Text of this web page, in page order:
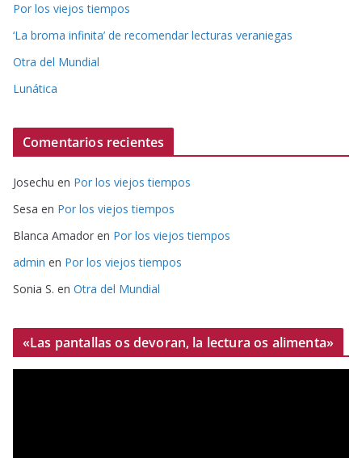
Por los viejos tiempos
‘La broma infinita’ de recomendar lecturas veraniegas
Otra del Mundial
Lunática
Comentarios recientes
Josechu en Por los viejos tiempos
Sesa en Por los viejos tiempos
Blanca Amador en Por los viejos tiempos
admin en Por los viejos tiempos
Sonia S. en Otra del Mundial
«Las pantallas os devoran, la lectura os alimenta»